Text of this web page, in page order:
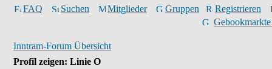
FAQ Suchen Mitglieder Gruppen
Registrieren
Inntram-Forum Übersicht
Profil zeigen: Linie O